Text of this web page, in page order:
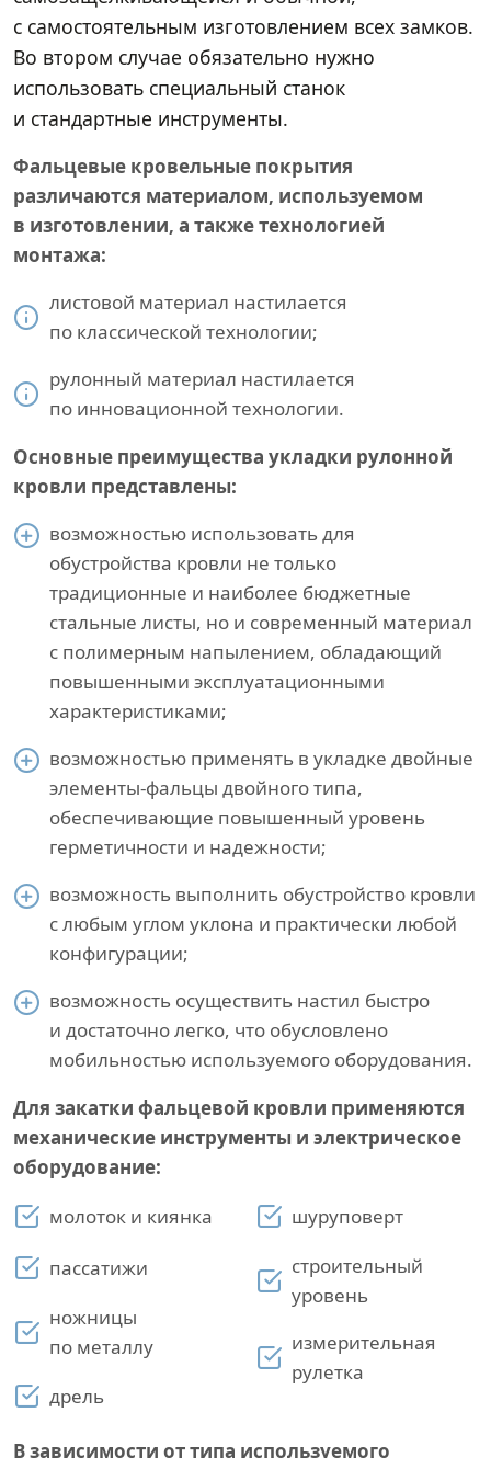
с самостоятельным изготовлением всех замков.
Во втором случае обязательно нужно
использовать специальный станок
и стандартные инструменты.
Фальцевые кровельные покрытия
различаются материалом, используемом
в изготовлении, а также технологией
монтажа:
листовой материал настилается
по классической технологии;
рулонный материал настилается
по инновационной технологии.
Основные преимущества укладки рулонной
кровли представлены:
возможностью использовать для
обустройства кровли не только
традиционные и наиболее бюджетные
стальные листы, но и современный материал
с полимерным напылением, обладающий
повышенными эксплуатационными
характеристиками;
возможностью применять в укладке двойные
элементы-фальцы двойного типа,
обеспечивающие повышенный уровень
герметичности и надежности;
возможность выполнить обустройство кровли
с любым углом уклона и практически любой
конфигурации;
возможность осуществить настил быстро
и достаточно легко, что обусловлено
мобильностью используемого оборудования.
Для закатки фальцевой кровли применяются
механические инструменты и электрическое
оборудование:
молоток и киянка
пассатижи
ножницы
по металлу
дрель
шуруповерт
строительный
уровень
измерительная
рулетка
В зависимости от типа используемого